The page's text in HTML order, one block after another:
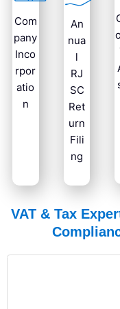
Com
pany
Inco
rpor
atio
n
An
nua
l
RJ
SC
Ret
urn
Fili
ng
VAT & Tax
Compliance